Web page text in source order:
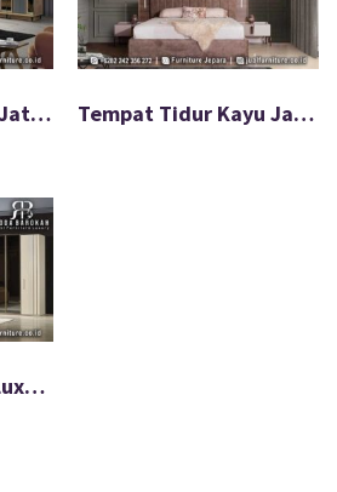
Jual Tempat Tidur Jati Minimalis Desain Elegan FS-070 Tempat Tidur Kayu Jati Minimalis Modern FS-024
Set Tempat Tidur Luxury Modern Good Looking Furniture FS-047